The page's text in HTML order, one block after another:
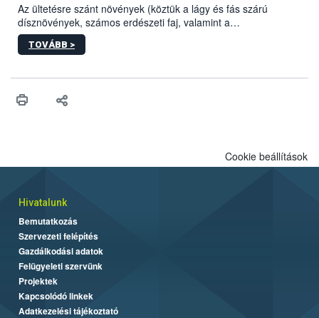
Az ültetésre szánt növények (köztük a lágy és fás szárú
dísznövények, számos erdészeti faj, valamint a
zöldségpalánták) távértékesítése esetén kötelező a
növényútlevél.
TOVÁBB >
Cookie beállítások
Hivatalunk
Bemutatkozás
Szervezeti felépítés
Gazdálkodási adatok
Felügyeleti szervünk
Projektek
Kapcsolódó linkek
Adatkezelési tájékoztató